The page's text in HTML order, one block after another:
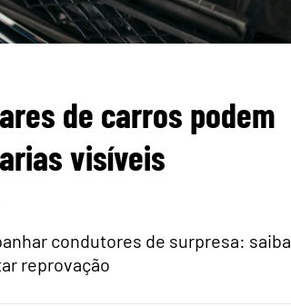
de carros podem
visíveis
condutores de surpresa: saiba
reprovação